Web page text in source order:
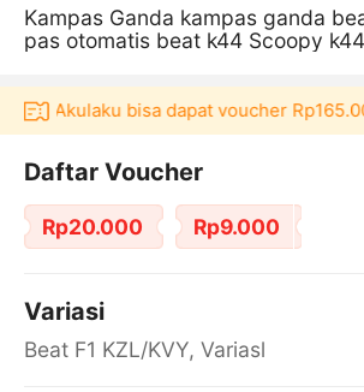
Kampas Ganda kampas ganda
pas otomatis beat k44 Scoopy
Akulaku bisa dapat voucher
Daftar Voucher
Rp20.000 Rp9.000
Variasi
Beat F1 KZL/KVY, Variasl